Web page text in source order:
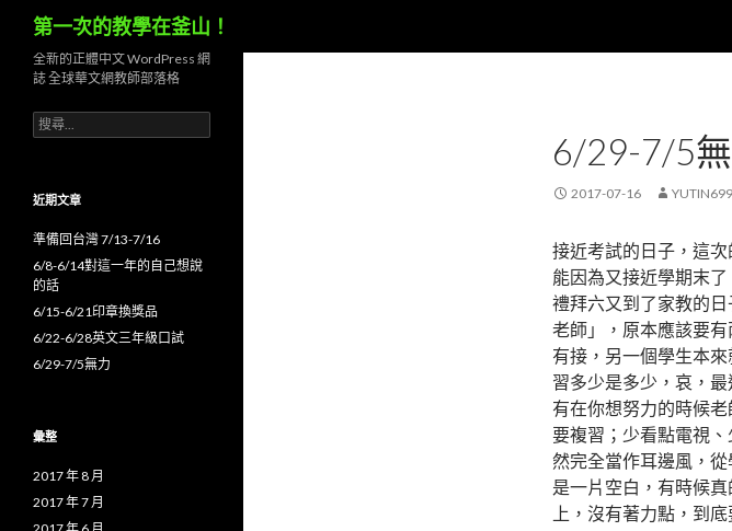
第一次的教學在釜山！
6/29-7/5
2017-07-16
接近考試的日子，這
能因為又接近學期末
禮拜六又到了家教的
老師」，原本應該要
有接，另一個學生本
習多少是多少，哀，
有在你想努力的時候
要複習；少看點電視
然完全當作耳邊風，
是一片空白，有時候
上，沒有著力點，到
全新的正體中文 WordPress 網
誌 全球華文網教師部落格
搜
尋
字:
近期文章
準備回台灣 7/13-7/16
6/8-6/14對這一年的自己想說
的話
6/15-6/21印章換獎品
6/22-6/28英文三年級口試
6/29-7/5無力
彙整
2017 年 8 月
2017 年 7 月